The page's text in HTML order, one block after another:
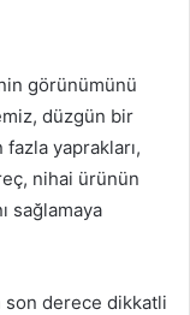
görünümünü
düzgün bir
yaprakları,
nihai ürünün
sağlamaya
derece dikkatli